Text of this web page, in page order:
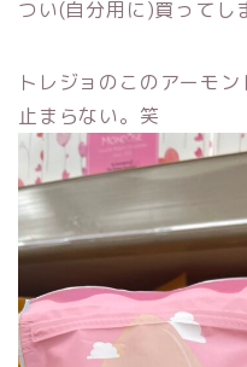
つい(自分用に)買ってし
トレジョのこのアーモ
止まらない。笑